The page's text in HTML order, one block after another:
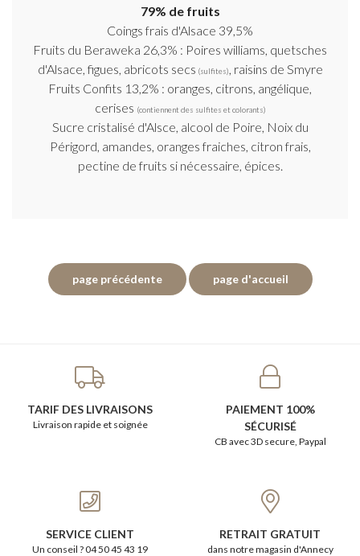
79% de fruits
Coings frais d'Alsace 39,5%
Fruits du Beraweka 26,3% : Poires williams, quetsches
d'Alsace, figues, abricots secs (sulfites), raisins de Smyre
Fruits Confits 13,2% : oranges, citrons, angélique,
cerises (contiennent des sulfites et colorants)
Sucre cristalisé d'Alsce, alcool de Poire, Noix du
Périgord, amandes, oranges fraiches, citron frais,
pectine de fruits si nécessaire, épices.
TARIF DES LIVRAISONS
Livraison rapide et soignée
PAIEMENT 100%
SÉCURISÉ
CB avec 3D secure, Paypal
SERVICE CLIENT
Un conseil ? 04 50 45 43 19
RETRAIT GRATUIT
dans notre magasin d'Annecy